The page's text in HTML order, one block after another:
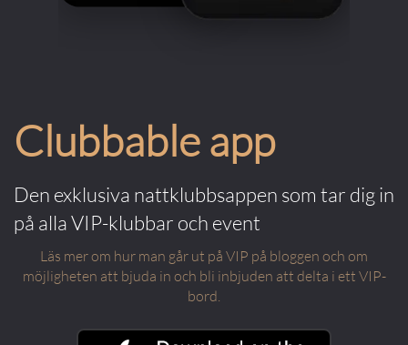
Clubbable app
Den exklusiva nattklubbsappen som tar dig in
på alla VIP-klubbar och event
Läs mer om hur man går ut på VIP på bloggen och om
möjligheten att bjuda in och bli inbjuden att delta i ett VIP-
bord.